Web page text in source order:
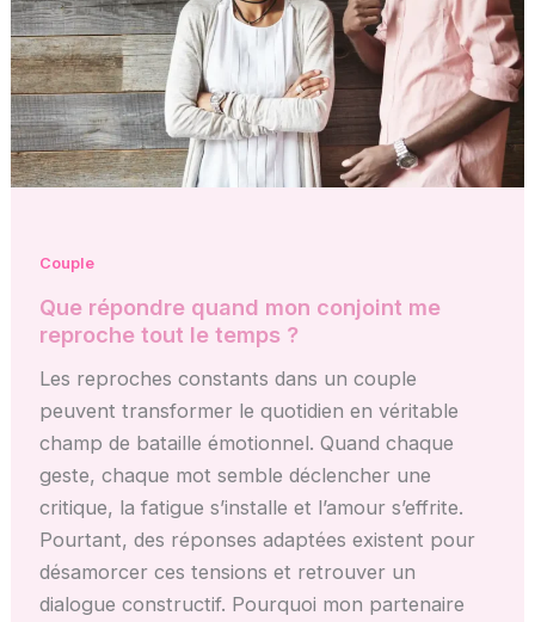
Couple
Que répondre quand mon conjoint me
reproche tout le temps ?
Les reproches constants dans un couple
peuvent transformer le quotidien en véritable
champ de bataille émotionnel. Quand chaque
geste, chaque mot semble déclencher une
critique, la fatigue s’installe et l’amour s’effrite.
Pourtant, des réponses adaptées existent pour
désamorcer ces tensions et retrouver un
dialogue constructif. Pourquoi mon partenaire